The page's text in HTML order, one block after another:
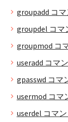
groupadd コ
groupdel コマ
groupmod コ
useradd コマ
gpasswd コマ
usermod コマ
userdel コマ